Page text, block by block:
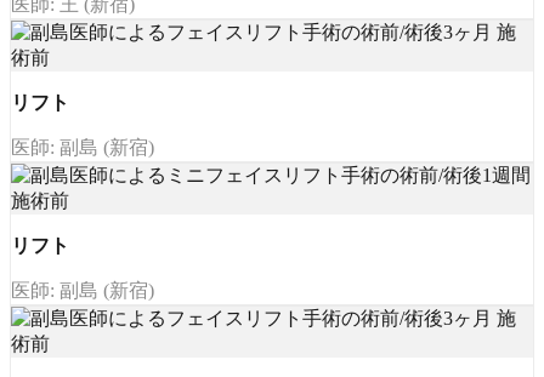
医師: 王 (新宿)
リフト
医師: 副島 (新宿)
リフト
医師: 副島 (新宿)